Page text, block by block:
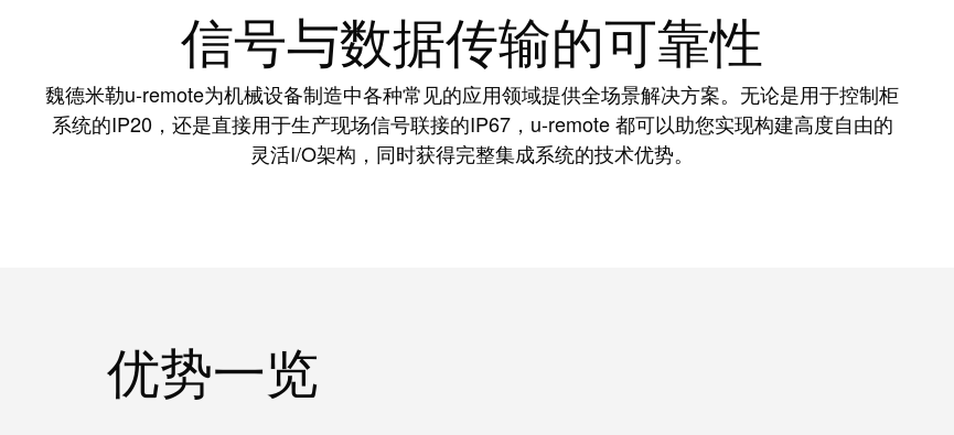
信号与数据传输的可靠性
魏德米勒u-remote为机械设备制造中各种常见的应用领域提供全场景解决方案。无论是用于控制柜
系统的IP20，还是直接用于生产现场信号联接的IP67，u-remote 都可以助您实现构建高度自由的
灵活I/O架构，同时获得完整集成系统的技术优势。
优势一览